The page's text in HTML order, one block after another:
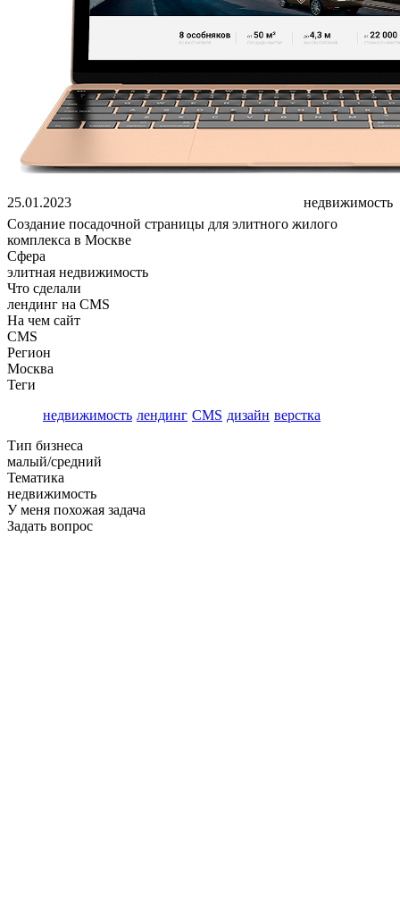
25.01.2023
недвижимость
Создание посадочной страницы для элитного жилого
комплекса в Москве
Сфера
элитная недвижимость
Что сделали
лендинг на CMS
На чем сайт
CMS
Регион
Москва
Теги
недвижимость лендинг CMS дизайн верстка
Тип бизнеса
малый/средний
Тематика
недвижимость
У меня похожая задача
Задать вопрос